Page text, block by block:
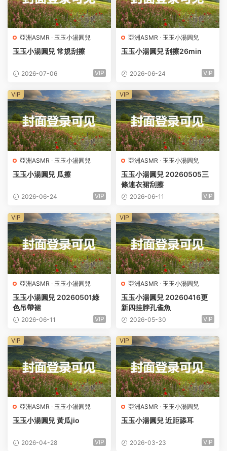
亞洲ASMR · 玉玉小湯圓兒
玉玉小湯圓兒 常規刮擦
2026-07-06 VIP
亞洲ASMR · 玉玉小湯圓兒
玉玉小湯圓兒 刮擦26min
2026-06-24 VIP
亞洲ASMR · 玉玉小湯圓兒
玉玉小湯圓兒 瓜擦
2026-06-24 VIP
VIP
亞洲ASMR · 玉玉小湯圓兒
玉玉小湯圓兒 20260505三
條連衣裙刮擦
2026-06-11 VIP
VIP
亞洲ASMR · 玉玉小湯圓兒
玉玉小湯圓兒 20260501綠
色吊帶裙
2026-06-11 VIP
VIP
亞洲ASMR · 玉玉小湯圓兒
玉玉小湯圓兒 20260416更
新四挂脖孔雀魚
2026-05-30 VIP
VIP
亞洲ASMR · 玉玉小湯圓兒
玉玉小湯圓兒 黃瓜jio
2026-04-28 VIP
VIP
亞洲ASMR · 玉玉小湯圓兒
玉玉小湯圓兒 近距舔耳
2026-03-23 VIP
VIP